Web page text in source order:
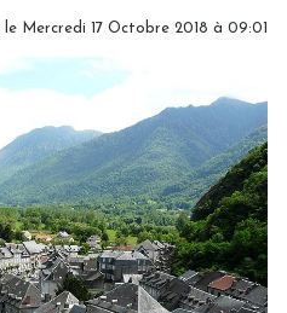
le Mercredi 17 Octobre 2018 à 09:01